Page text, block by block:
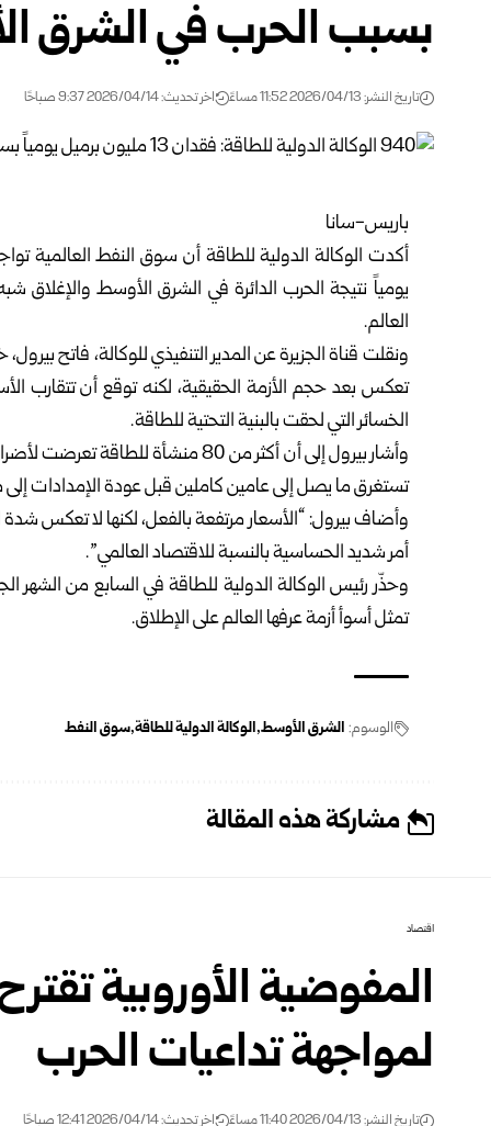
بسبب الحرب في الشرق
تاريخ النشر: 2026/04/13 11:52 مساءً اخر تحديث: 2026/04/14 9:37 صباحًا
باريس-سانا
أكدت الوكالة الدولية للطاقة
يومياً نتيجة الحرب الدائرة في الشرق الأوسط والإغلاق
العالم.
ونقلت قناة الجزيرة عن المدير التنفيذي للوكالة، فاتح
تعكس بعد حجم الأزمة الحقيقية، لكنه توقع أن تتقارب
الخسائر التي لحقت بالبنية التحتية للطاقة.
وأشار بيرول إلى أن أكثر من 80 منشأة
تستغرق ما يصل إلى عامين كاملين قبل عودة الإمدادات إلى
وأضاف بيرول: “الأسعار مرتفعة بالفعل، لكنها لا تعكس شدة
أمر شديد الحساسية بالنسبة للاقتصاد العالمي”.
وحذّر رئيس الوكالة الدولية للطاقة في السابع من الشهر
تمثل أسوأ أزمة عرفها العالم على الإطلاق.
الوسوم: الشرق الأوسط الوكالة الدولية للطاقة سوق النفط
مشاركة هذه المقالة
اقتصاد
المفوضية الأوروبية
لمواجهة تداعيات الحرب
تاريخ النشر: 2026/04/13 11:40 مساءً اخر تحديث: 2026/04/14 12:41 صباحًا